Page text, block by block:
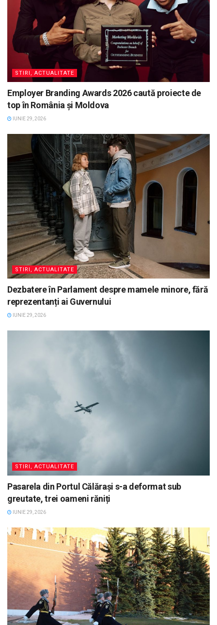
STIRI, ACTUALITATE
Employer Branding Awards 2026 caută proiecte de
top în România și Moldova
IUNIE 29, 2026
STIRI, ACTUALITATE
Dezbatere în Parlament despre mamele minore, fără
reprezentanți ai Guvernului
IUNIE 29, 2026
STIRI, ACTUALITATE
Pasarela din Portul Călărași s-a deformat sub
greutate, trei oameni răniți
IUNIE 29, 2026